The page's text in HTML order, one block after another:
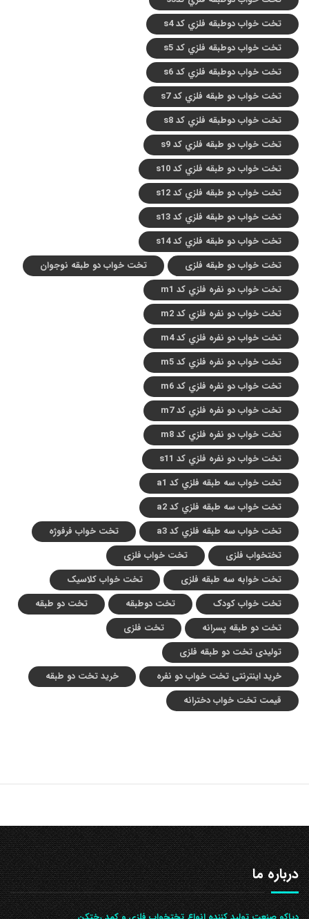
تخت خواب دوطبقه فلزي کد s4
تخت خواب دوطبقه فلزي کد s5
تخت خواب دوطبقه فلزي کد s6
تخت خواب دو طبقه فلزي کد s7
تخت خواب دوطبقه فلزي کد s8
تخت خواب دو طبقه فلزي کد s9
تخت خواب دو طبقه فلزي کد s10
تخت خواب دو طبقه فلزي کد s12
تخت خواب دو طبقه فلزي کد s13
تخت خواب دو طبقه فلزي کد s14
تخت خواب دو طبقه فلزی
تخت خواب دو طبقه نوجوان
تخت خواب دو نفره فلزي کد m1
تخت خواب دو نفره فلزي کد m2
تخت خواب دو نفره فلزي کد m4
تخت خواب دو نفره فلزي کد m5
تخت خواب دو نفره فلزي کد m6
تخت خواب دو نفره فلزي کد m7
تخت خواب دو نفره فلزي کد m8
تخت خواب دو نفره فلزي کد s11
تخت خواب سه طبقه فلزي کد a1
تخت خواب سه طبقه فلزي کد a2
تخت خواب سه طبقه فلزي کد a3
تخت خواب فرفوژه
تختخواب فلزی
تخت خواب فلزی
تخت خوابه سه طبقه فلزی
تخت خواب کلاسیک
تخت خواب کودک
تخت دوطبقه
تخت دو طبقه
تخت دو طبقه پسرانه
تخت فلزی
تولیدی تخت دو طبقه فلزی
خرید اینترنتی تخت خواب دو نفره
خرید تخت دو طبقه
قیمت تخت خواب دخترانه
درباره ما